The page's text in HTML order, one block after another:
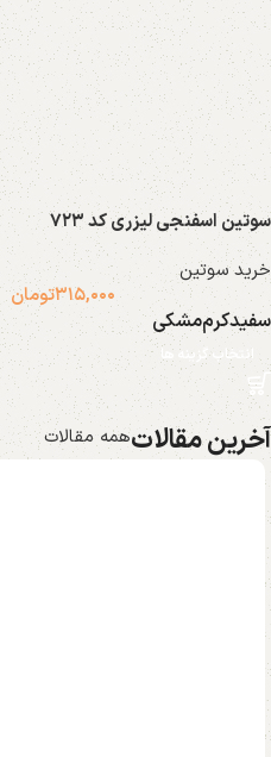
سوتین اسفنجی لیزری کد ۷۲۳
خرید سوتین
۳۱۵,۰۰۰تومان
سفیدکرممشکی
انتخاب گزینه ها
آخرین مقالاتهمه مقالات